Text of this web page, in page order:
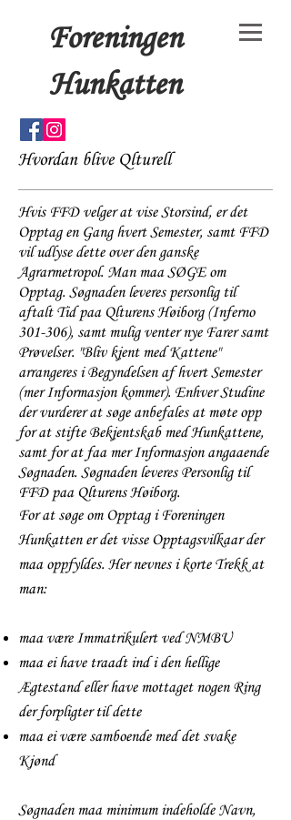
Foreningen
Hunkatten
Hvordan blive Qlturell
Hvis FFD velger at vise Storsind, er det
Opptag en Gang hvert Semester, samt FFD
vil udlyse dette over den ganske
Agrarmetropol. Man maa SØGE om
Opptag. Søgnaden leveres personlig til
aftalt Tid paa Qlturens Høiborg (Inferno
301-306), samt mulig venter nye Farer samt
Prøvelser. "Bliv kjent med Kattene"
arrangeres i Begyndelsen af hvert Semester
(mer Informasjon kommer). Enhver Studine
der vurderer at søge anbefales at møte opp
for at stifte Bekjentskab med Hunkattene,
samt for at faa mer Informasjon angaaende
Søgnaden. Søgnaden leveres Personlig til
FFD paa Qlturens Høiborg.
For at søge om Opptag i Foreningen
Hunkatten er det visse Opptagsvilkaar der
maa oppfyldes. Her nevnes i korte Trekk at
man:
maa være Immatrikulert ved NMBU
maa ei have traadt ind i den hellige
Ægtestand eller have mottaget nogen Ring
der forpligter til dette
maa ei være samboende med det svake
Kjønd
Søgnaden maa minimum indeholde Navn,